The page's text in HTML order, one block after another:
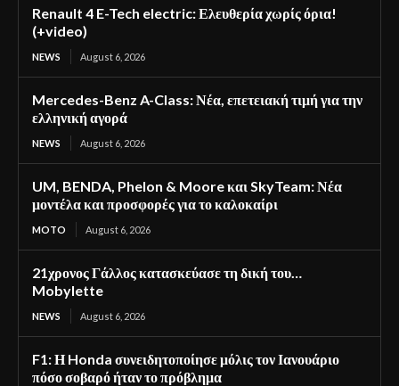
Renault 4 E-Tech electric: Ελευθερία χωρίς όρια!
(+video)
NEWS August 6, 2026
Mercedes-Benz A-Class: Νέα, επετειακή τιμή για την
ελληνική αγορά
NEWS August 6, 2026
UM, BENDA, Phelon & Moore και SkyTeam: Νέα
μοντέλα και προσφορές για το καλοκαίρι
MOTO August 6, 2026
21χρονος Γάλλος κατασκεύασε τη δική του…
Mobylette
NEWS August 6, 2026
F1: Η Honda συνειδητοποίησε μόλις τον Ιανουάριο
πόσο σοβαρό ήταν το πρόβλημα